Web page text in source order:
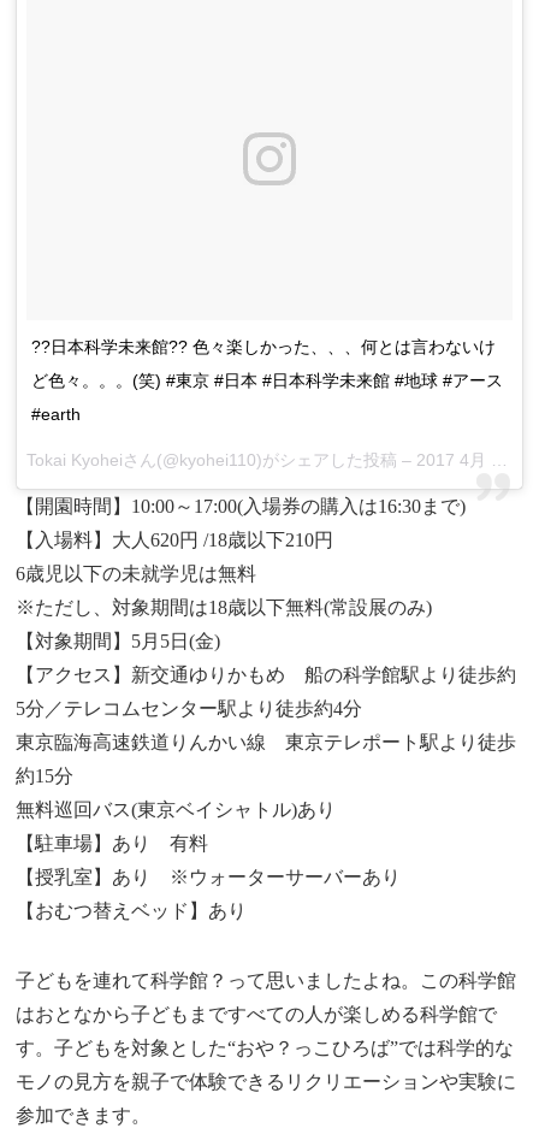
??日本科学未来館?? 色々楽しかった、、、何とは言わないけ
ど色々。。。(笑) #東京 #日本 #日本科学未来館 #地球 #アース
#earth
Tokai Kyoheiさん(@kyohei110)がシェアした投稿 – 2017 4月 12 3:42午後 PDT
【開園時間】10:00～17:00(入場券の購入は16:30まで)
【入場料】大人620円 /18歳以下210円
6歳児以下の未就学児は無料
※ただし、対象期間は18歳以下無料(常設展のみ)
【対象期間】5月5日(金)
【アクセス】新交通ゆりかもめ 船の科学館駅より徒歩約
5分／テレコムセンター駅より徒歩約4分
東京臨海高速鉄道りんかい線 東京テレポート駅より徒歩
約15分
無料巡回バス(東京ベイシャトル)あり
【駐車場】あり 有料
【授乳室】あり ※ウォーターサーバーあり
【おむつ替えベッド】あり
子どもを連れて科学館？って思いましたよね。この科学館
はおとなから子どもまですべての人が楽しめる科学館で
す。子どもを対象とした“おや？っこひろば”では科学的な
モノの見方を親子で体験できるリクリエーションや実験に
参加できます。